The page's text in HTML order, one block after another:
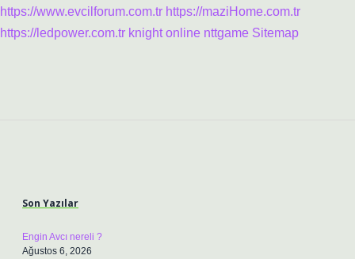
https://www.evcilforum.com.tr https://maziHome.com.tr
https://ledpower.com.tr knight online nttgame Sitemap
Son Yazılar
Engin Avcı nereli ?
Ağustos 6, 2026